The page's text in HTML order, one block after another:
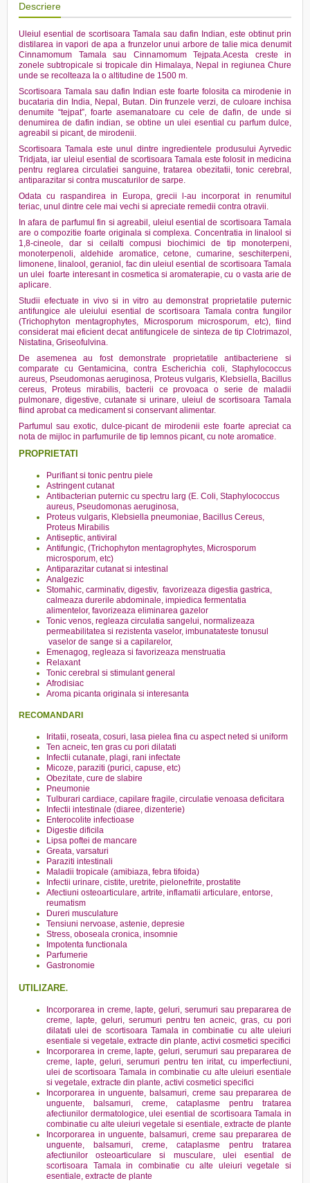
Descriere
Uleiul esential de scortisoara Tamala sau dafin Indian, este obtinut prin
distilarea in vapori de apa a frunzelor unui arbore de talie mica denumit
Cinnamomum Tamala sau Cinnamomum Tejpata.Acesta creste in
zonele subtropicale si tropicale din Himalaya, Nepal in regiunea Chure
unde se recolteaza la o altitudine de 1500 m.
Scortisoara Tamala sau dafin Indian este foarte folosita ca mirodenie in
bucataria din India, Nepal, Butan. Din frunzele verzi, de culoare inchisa
denumite “tejpat”, foarte asemanatoare cu cele de dafin, de unde si
denumirea de dafin indian, se obtine un ulei esential cu parfum dulce,
agreabil si picant, de mirodenii.
Scortisoara Tamala este unul dintre ingredientele produsului Ayrvedic
Tridjata, iar uleiul esential de scortisoara Tamala este folosit in medicina
pentru reglarea circulatiei sanguine, tratarea obezitatii, tonic cerebral,
antiparazitar si contra muscaturilor de sarpe.
Odata cu raspandirea in Europa, grecii l-au incorporat in renumitul
teriac, unul dintre cele mai vechi si apreciate remedii contra otravii.
In afara de parfumul fin si agreabil, uleiul esential de scortisoara Tamala
are o compozitie foarte originala si complexa. Concentratia in linalool si
1,8-cineole, dar si ceilalti compusi biochimici de tip monoterpeni,
monoterpenoli, aldehide aromatice, cetone, cumarine, seschiterpeni,
limonene, linalool, geraniol, fac din uleiul esential de scortisoara Tamala
un ulei foarte interesant in cosmetica si aromaterapie, cu o vasta arie de
aplicare.
Studii efectuate in vivo si in vitro au demonstrat proprietatile puternic
antifungice ale uleiului esential de scortisoara Tamala contra fungilor
(Trichophyton mentagrophytes, Microsporum microsporum, etc), fiind
considerat mai eficient decat antifungicele de sinteza de tip Clotrimazol,
Nistatina, Griseofulvina.
De asemenea au fost demonstrate proprietatile antibacteriene si
comparate cu Gentamicina, contra Escherichia coli, Staphylococcus
aureus, Pseudomonas aeruginosa, Proteus vulgaris, Klebsiella, Bacillus
cereus, Proteus mirabilis, bacterii ce provoaca o serie de maladii
pulmonare, digestive, cutanate si urinare, uleiul de scortisoara Tamala
fiind aprobat ca medicament si conservant alimentar.
Parfumul sau exotic, dulce-picant de mirodenii este foarte apreciat ca
nota de mijloc in parfumurile de tip lemnos picant, cu note aromatice.
PROPRIETATI
Purifiant si tonic pentru piele
Astringent cutanat
Antibacterian puternic cu spectru larg (E. Coli, Staphylococcus
aureus, Pseudomonas aeruginosa,
Proteus vulgaris, Klebsiella pneumoniae, Bacillus Cereus,
Proteus Mirabilis
Antiseptic, antiviral
Antifungic, (Trichophyton mentagrophytes, Microsporum
microsporum, etc)
Antiparazitar cutanat si intestinal
Analgezic
Stomahic, carminativ, digestiv, favorizeaza digestia gastrica,
calmeaza durerile abdominale, impiedica fermentatia
alimentelor, favorizeaza eliminarea gazelor
Tonic venos, regleaza circulatia sangelui, normalizeaza
permeabilitatea si rezistenta vaselor, imbunatateste tonusul
vaselor de sange si a capilarelor,
Emenagog, regleaza si favorizeaza menstruatia
Relaxant
Tonic cerebral si stimulant general
Afrodisiac
Aroma picanta originala si interesanta
RECOMANDARI
Iritatii, roseata, cosuri, lasa pielea fina cu aspect neted si uniform
Ten acneic, ten gras cu pori dilatati
Infectii cutanate, plagi, rani infectate
Micoze, paraziti (purici, capuse, etc)
Obezitate, cure de slabire
Pneumonie
Tulburari cardiace, capilare fragile, circulatie venoasa deficitara
Infectii intestinale (diaree, dizenterie)
Enterocolite infectioase
Digestie dificila
Lipsa poftei de mancare
Greata, varsaturi
Paraziti intestinali
Maladii tropicale (amibiaza, febra tifoida)
Infectii urinare, cistite, uretrite, pielonefrite, prostatite
Afectiuni osteoarticulare, artrite, inflamatii articulare, entorse,
reumatism
Dureri musculature
Tensiuni nervoase, astenie, depresie
Stress, oboseala cronica, insomnie
Impotenta functionala
Parfumerie
Gastronomie
UTILIZARE.
Incorporarea in creme, lapte, geluri, serumuri sau prepararea de
creme, lapte, geluri, serumuri pentru ten acneic, gras, cu pori
dilatati ulei de scortisoara Tamala in combinatie cu alte uleiuri
esentiale si vegetale, extracte din plante, activi cosmetici specifici
Incorporarea in creme, lapte, geluri, serumuri sau prepararea de
creme, lapte, geluri, serumuri pentru ten iritat, cu imperfectiuni,
ulei de scortisoara Tamala in combinatie cu alte uleiuri esentiale
si vegetale, extracte din plante, activi cosmetici specifici
Incorporarea in unguente, balsamuri, creme sau prepararea de
unguente, balsamuri, creme, cataplasme pentru tratarea
afectiunilor dermatologice, ulei esential de scortisoara Tamala in
combinatie cu alte uleiuri vegetale si esentiale, extracte de plante
Incorporarea in unguente, balsamuri, creme sau prepararea de
unguente, balsamuri, creme, cataplasme pentru tratarea
afectiunilor osteoarticulare si musculare, ulei esential de
scortisoara Tamala in combinatie cu alte uleiuri vegetale si
esentiale, extracte de plante